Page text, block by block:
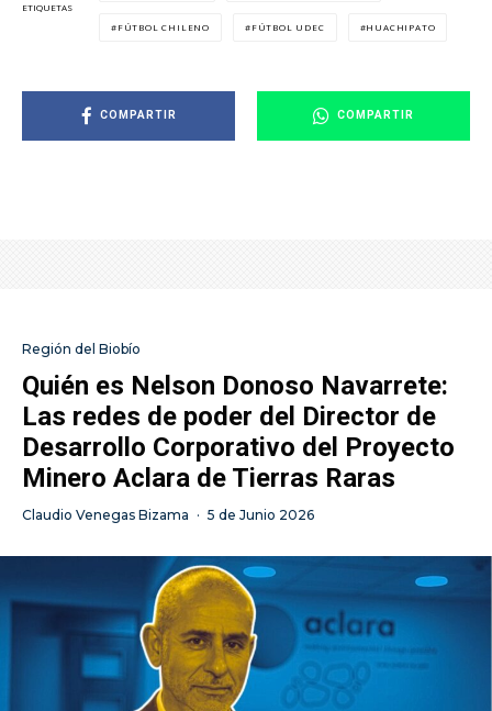
ETIQUETAS
FÚTBOL CHILENO FÚTBOL UDEC HUACHIPATO
COMPARTIR COMPARTIR
Región del Biobío
Quién es Nelson Donoso Navarrete:
Las redes de poder del Director de
Desarrollo Corporativo del Proyecto
Minero Aclara de Tierras Raras
Claudio Venegas Bizama · 5 de Junio 2026